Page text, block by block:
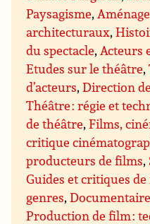
Paysagisme,
architecturaux,
du spectacle,Acteurs
Etudes sur le théâtre,
d’acteurs,Direction
Théâtre : régie et
de théâtre,Films,
critique
producteurs de films,
Guides et critiques
genres,
Production de film :